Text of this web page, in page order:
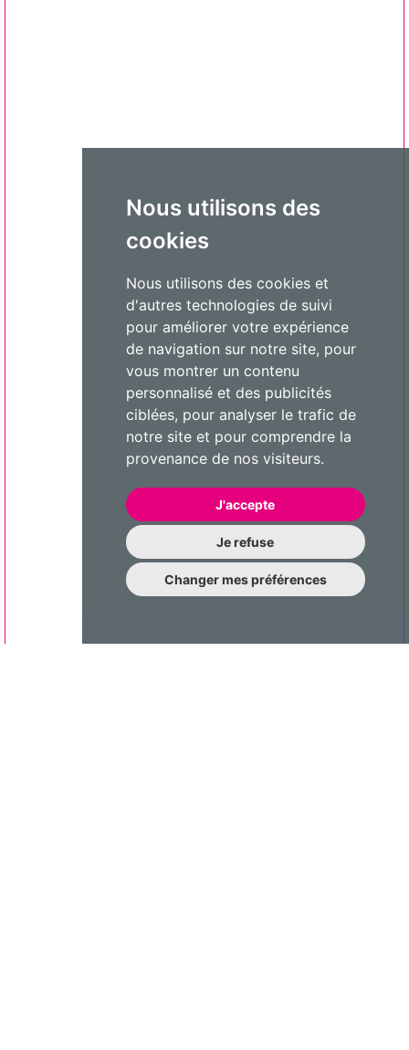
Nous utilisons des
cookies
Nous utilisons des cookies et
d'autres technologies de suivi
pour améliorer votre expérience
de navigation sur notre site, pour
vous montrer un contenu
personnalisé et des publicités
ciblées, pour analyser le trafic de
notre site et pour comprendre la
provenance de nos visiteurs.
J'accepte
Je refuse
Changer mes préférences